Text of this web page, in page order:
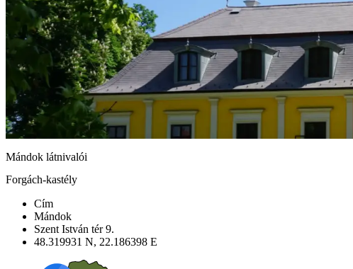
Mándok látnivalói
Forgách-kastély
Cím
Mándok
Szent István tér 9.
48.319931 N, 22.186398 E